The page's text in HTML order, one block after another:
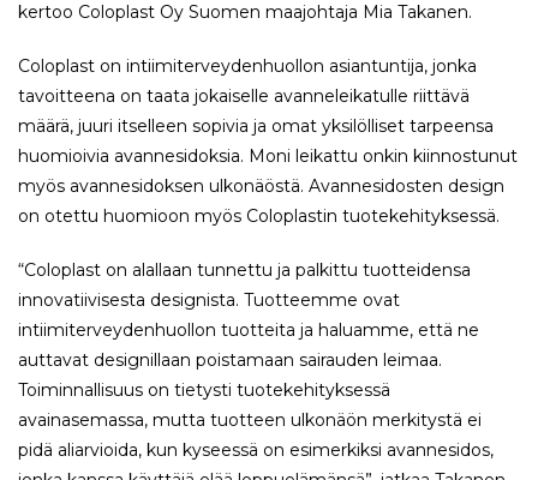
kertoo Coloplast Oy Suomen maajohtaja M​ia Takanen.​
Coloplast on intiimiterveydenhuollon asiantuntija, jonka
tavoitteena on taata jokaiselle avanneleikatulle riittävä
määrä, juuri itselleen sopivia ja omat yksilölliset tarpeensa
huomioivia avannesidoksia. Moni leikattu onkin kiinnostunut
myös avannesidoksen ulkonäöstä. Avannesidosten design
on otettu huomioon myös Coloplastin tuotekehityksessä.
“Coloplast on alallaan tunnettu ja palkittu tuotteidensa
innovatiivisesta designista. Tuotteemme ovat
intiimiterveydenhuollon tuotteita ja haluamme, että ne
auttavat designillaan poistamaan sairauden leimaa.
Toiminnallisuus on tietysti tuotekehityksessä
avainasemassa, mutta tuotteen ulkonäön merkitystä ei
pidä aliarvioida, kun kyseessä on esimerkiksi avannesidos,